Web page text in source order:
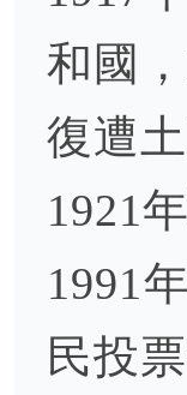
和國
復遭
1921
1991
民投